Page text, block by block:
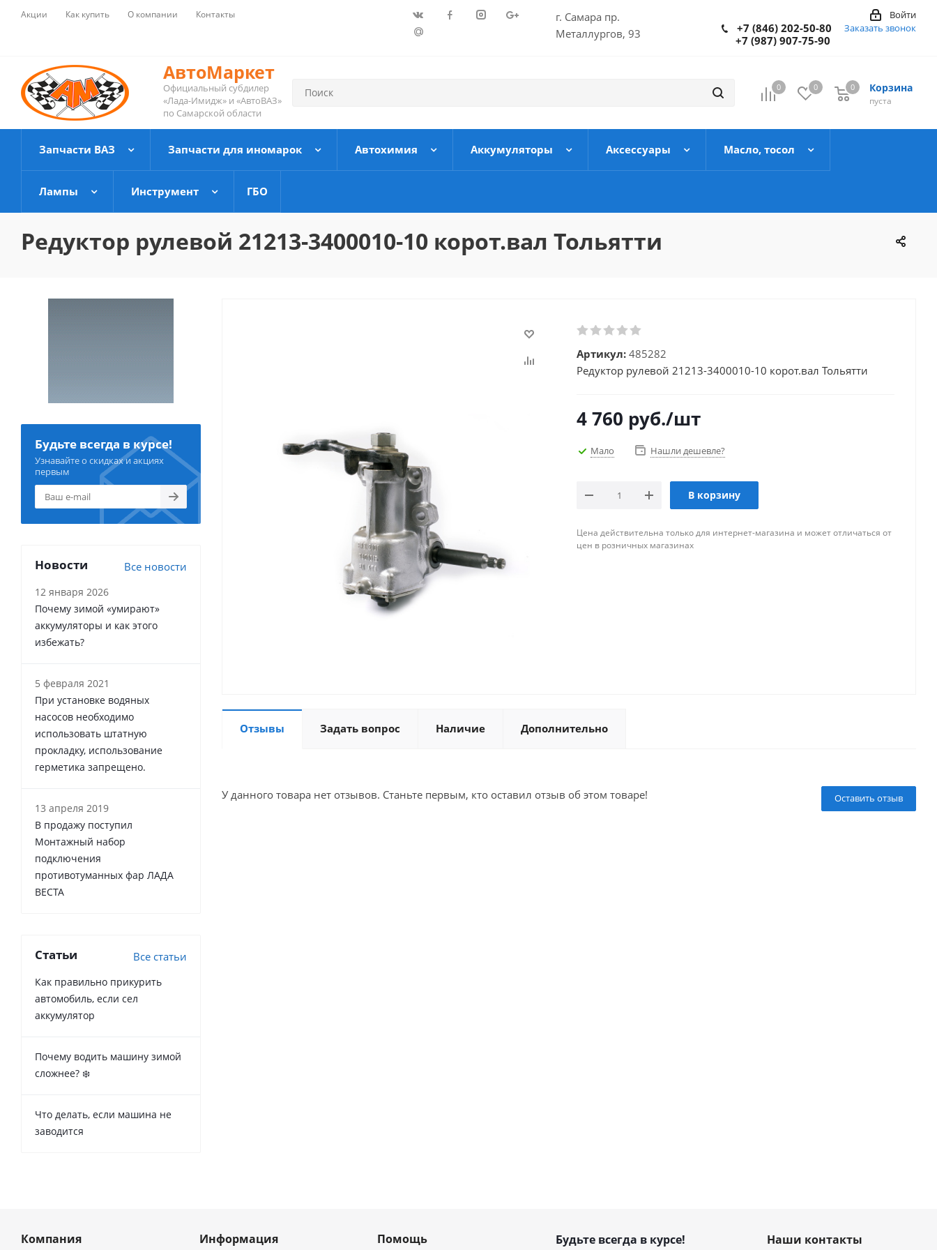
Акции Как купить О компании Контакты
г. Самара пр.
Металлургов, 93
Войти
+7 (846) 202-50-80
+7 (987) 907-75-90
Заказать звонок
АвтоМаркет
Официальный субдилер
«Лада-Имидж» и «АвтоВАЗ»
по Самарской области
0 0 Корзина
пуста
0
Запчасти ВАЗ Запчасти для иномарок Автохимия Аккумуляторы Аксессуары Масло, тосол
Лампы Инструмент ГБО
Редуктор рулевой 21213-3400010-10 корот.вал Тольятти
Артикул: 485282
Редуктор рулевой 21213-3400010-10 корот.вал Тольятти
4 760 руб./шт
Мало Нашли дешевле?
В корзину
Цена действительна только для интернет-магазина и может отличаться от
цен в розничных магазинах
Отзывы Задать вопрос Наличие Дополнительно
Оставить отзыв
У данного товара нет отзывов. Станьте первым, кто оставил отзыв об этом товаре!
Будьте всегда в курсе!
Узнавайте о скидках и акциях
первым
Новости Все новости
12 января 2026
Почему зимой «умирают»
аккумуляторы и как этого
избежать?
5 февраля 2021
При установке водяных
насосов необходимо
использовать штатную
прокладку, использование
герметика запрещено.
13 апреля 2019
В продажу поступил
Монтажный набор
подключения
противотуманных фар ЛАДА
ВЕСТА
Статьи Все статьи
Как правильно прикурить
автомобиль, если сел
аккумулятор
Почему водить машину зимой
сложнее? ❄️
Что делать, если машина не
заводится
Компания Информация Помощь Будьте всегда в курсе! Наши контакты